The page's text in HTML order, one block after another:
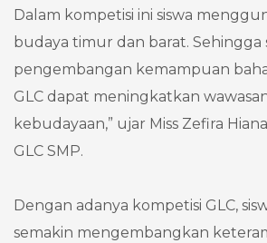
Dalam kompetisi ini siswa
budaya timur dan barat. Sehingga
pengembangan kemampuan
GLC dapat meningkatkan
kebudayaan,” ujar Miss Zefira
GLC SMP.
Dengan adanya kompetisi GLC,
semakin mengembangkan